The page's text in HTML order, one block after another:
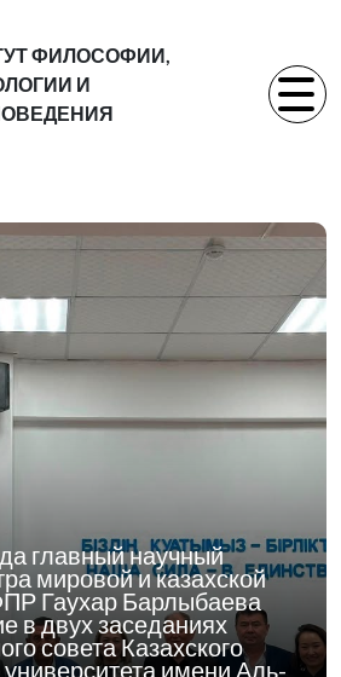
ФИЛОСОФИИ,
И
главный научный
мировой и казахской
Гаухар Барлыбаева
в двух заседаниях
совета Казахского
имени Аль-